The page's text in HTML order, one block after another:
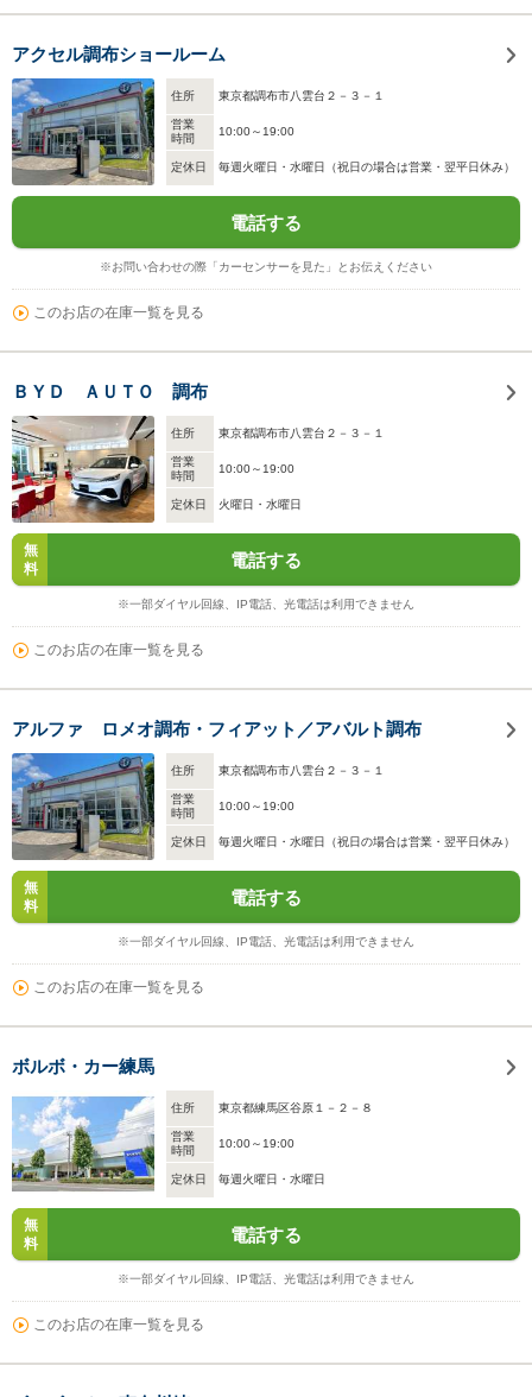
アクセル調布ショールーム
住所 東京都調布市八雲台２－３－１
営業
時間
10:00～19:00
定休日 毎週火曜日・水曜日（祝日の場合は営業・翌平日休み）
電話する
※お問い合わせの際「カーセンサーを見た」とお伝えください
このお店の在庫一覧を見る
ＢＹＤ ＡＵＴＯ 調布
住所 東京都調布市八雲台２－３－１
営業
時間
10:00～19:00
定休日 火曜日・水曜日
無
料
電話する
※一部ダイヤル回線、IP電話、光電話は利用できません
このお店の在庫一覧を見る
アルファ ロメオ調布・フィアット／アバルト調布
住所 東京都調布市八雲台２－３－１
営業
時間
10:00～19:00
定休日 毎週火曜日・水曜日（祝日の場合は営業・翌平日休み）
無
料
電話する
※一部ダイヤル回線、IP電話、光電話は利用できません
このお店の在庫一覧を見る
ボルボ・カー練馬
住所 東京都練馬区谷原１－２－８
営業
時間
10:00～19:00
定休日 毎週火曜日・水曜日
無
料
電話する
※一部ダイヤル回線、IP電話、光電話は利用できません
このお店の在庫一覧を見る